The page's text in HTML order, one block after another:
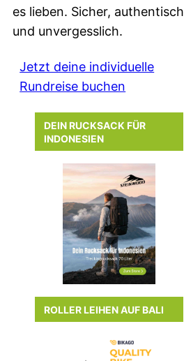
es lieben. Sicher, authentisch
und unvergesslich.
Jetzt deine individuelle
Rundreise buchen
DEIN RUCKSACK FÜR
INDONESIEN
ROLLER LEIHEN AUF BALI